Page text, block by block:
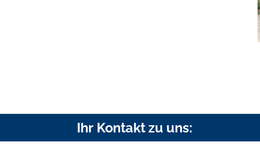
Ihr Kontakt zu uns: